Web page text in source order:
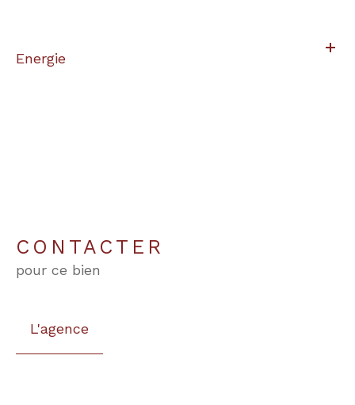
Energie
CONTACTER
pour ce bien
L'agence